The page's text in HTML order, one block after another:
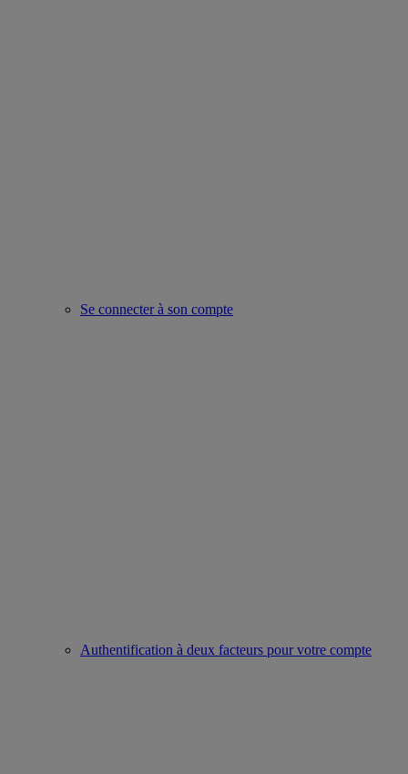
Se connecter à son compte
Authentification à deux facteurs pour votre compte